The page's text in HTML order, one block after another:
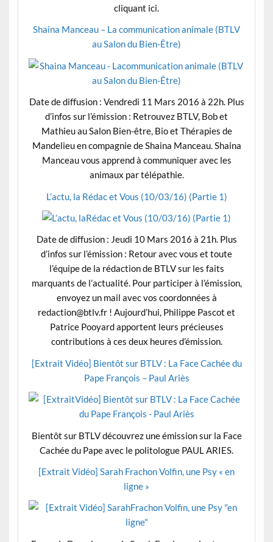
cliquant ici.
Shaina Manceau – La communication animale (BTLV
au Salon du Bien-Être)
Date de diffusion : Vendredi 11 Mars 2016 à 22h. Plus
d’infos sur l’émission : Retrouvez BTLV, Bob et
Mathieu au Salon Bien-être, Bio et Thérapies de
Mandelieu en compagnie de Shaina Manceau. Shaina
Manceau vous apprend à communiquer avec les
animaux par télépathie.
L’actu, la Rédac et Vous (10/03/16) (Partie 1)
Date de diffusion : Jeudi 10 Mars 2016 à 21h. Plus
d’infos sur l’émission : Retour avec vous et toute
l’équipe de la rédaction de BTLV sur les faits
marquants de l’actualité. Pour participer à l’émission,
envoyez un mail avec vos coordonnées à
redaction@btlv.fr ! Aujourd’hui, Philippe Pascot et
Patrice Pooyard apportent leurs précieuses
contributions à ces deux heures d’émission.
[Extrait Vidéo] Bientôt sur BTLV : La Face Cachée du
Pape François – Paul Ariès
Bientôt sur BTLV découvrez une émission sur la Face
Cachée du Pape avec le politologue PAUL ARIES.
[Extrait Vidéo] Sarah Frachon Volfin, une Psy « en
ligne »